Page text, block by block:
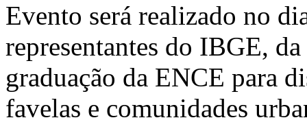
Evento será realizado no
representantes do IBGE,
graduação da ENCE para
favelas e comunidades